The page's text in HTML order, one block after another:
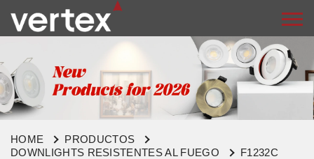
HOME
PRODUCTOS
DOWNLIGHTS RESISTENTES AL FUEGO
F1232C